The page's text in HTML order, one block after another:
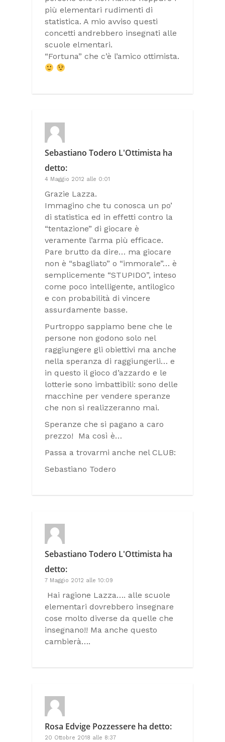
più elementari rudimenti di
statistica. A mio avviso questi
concetti andrebbero insegnati alle
scuole elmentari.
“Fortuna” che c’è l’amico ottimista.
Sebastiano Todero L'Ottimista ha
detto:
4 Maggio 2012 alle 0:01
Grazie Lazza.
Immagino che tu conosca un po’
di statistica ed in effetti contro la
“tentazione” di giocare è
veramente l’arma più efficace.
Pare brutto da dire… ma giocare
non è “sbagliato” o “immorale”… è
semplicemente “STUPIDO”, inteso
come poco intelligente, antilogico
e con probabilità di vincere
assurdamente basse.
Purtroppo sappiamo bene che le
persone non godono solo nel
raggiungere gli obiettivi ma anche
nella speranza di raggiungerli… e
in questo il gioco d’azzardo e le
lotterie sono imbattibili: sono delle
macchine per vendere speranze
che non si realizzeranno mai.
Speranze che si pagano a caro
prezzo! Ma così è…
Passa a trovarmi anche nel CLUB:
Sebastiano Todero
Sebastiano Todero L'Ottimista ha
detto:
7 Maggio 2012 alle 10:09
Hai ragione Lazza…. alle scuole
elementari dovrebbero insegnare
cose molto diverse da quelle che
insegnano!! Ma anche questo
cambierà….
Rosa Edvige Pozzessere ha detto:
20 Ottobre 2018 alle 8:37